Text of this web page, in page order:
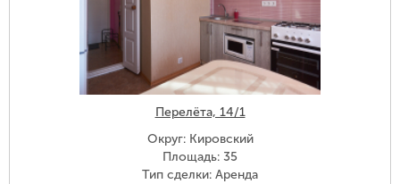
Перелёта, 14/1
Округ: Кировский
Площадь: 35
Тип сделки: Аренда